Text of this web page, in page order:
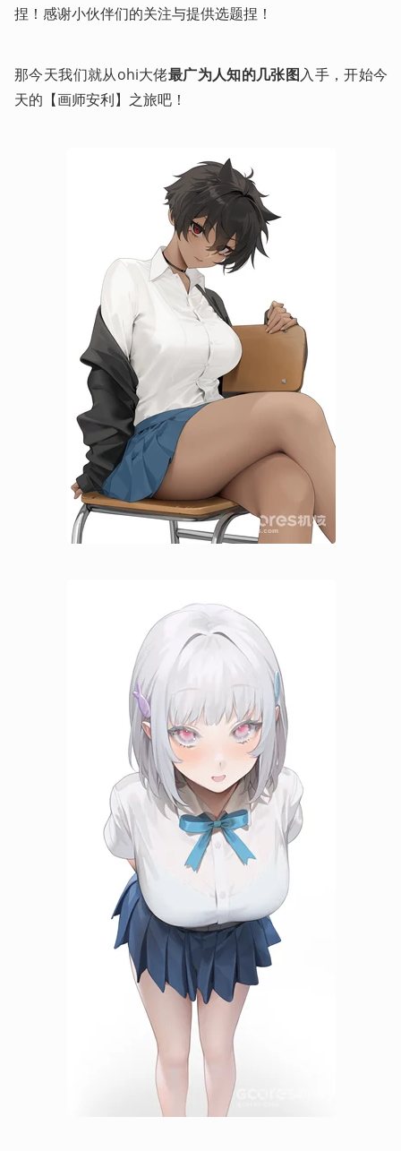
捏！感谢小伙伴们的关注与提供选题捏！
那今天我们就从ohi大佬最广为人知的几张图入手，开始今
天的【画师安利】之旅吧！